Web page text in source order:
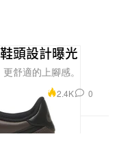
頭設計曝光
舒適的上腳感。
2.4K 0